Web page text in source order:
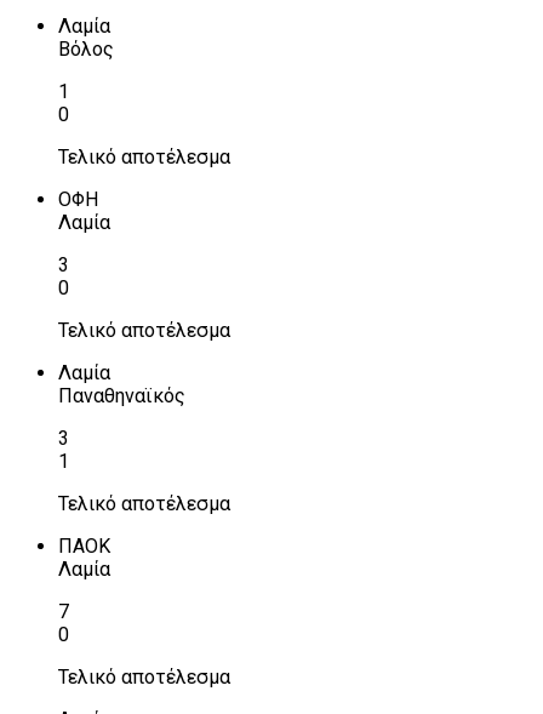
Λαμία
Βόλος
1
0
Τελικό αποτέλεσμα
ΟΦΗ
Λαμία
3
0
Τελικό αποτέλεσμα
Λαμία
Παναθηναϊκός
3
1
Τελικό αποτέλεσμα
ΠΑΟΚ
Λαμία
7
0
Τελικό αποτέλεσμα